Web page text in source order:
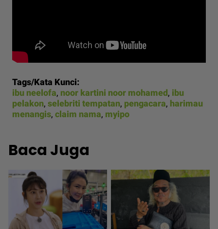
Tags/Kata Kunci:
ibu neelofa, noor kartini noor mohamed, ibu
pelakon, selebriti tempatan, pengacara, harimau
menangis, claim nama, myipo
Baca Juga